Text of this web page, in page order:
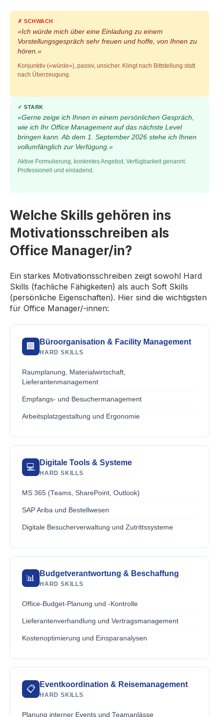
✗ SCHWACH
«Ich würde mich über eine Einladung zu einem
Vorstellungsgespräch sehr freuen und hoffe, von Ihnen zu
hören.»
Konjunktiv («würde»), passiv, unsicher. Klingt nach Bittstellung statt
nach Überzeugung.
✓ STARK
«Gerne zeige ich Ihnen in einem persönlichen Gespräch,
wie ich Ihr Office Management auf das nächste Level
bringen kann. Ab dem 1. September 2026 stehe ich Ihnen
vollumfänglich zur Verfügung.»
Aktive Formulierung, konkretes Angebot, Verfügbarkeit genannt.
Professionell und einladend.
Welche Skills gehören ins
Motivationsschreiben als
Office Manager/in?
Ein starkes Motivationsschreiben zeigt sowohl Hard
Skills (fachliche Fähigkeiten) als auch Soft Skills
(persönliche Eigenschaften). Hier sind die wichtigsten
für Office Manager/-innen:
🏢 Büroorganisation & Facility Management
HARD SKILLS
Raumplanung, Materialwirtschaft,
Lieferantenmanagement
Empfangs- und Besuchermanagement
Arbeitsplatzgestaltung und Ergonomie
💻 Digitale Tools & Systeme
HARD SKILLS
MS 365 (Teams, SharePoint, Outlook)
SAP Ariba und Bestellwesen
Digitale Besucherverwaltung und Zutrittssysteme
📊 Budgetverantwortung & Beschaffung
HARD SKILLS
Office-Budget-Planung und -Kontrolle
Lieferantenverhandlung und Vertragsmanagement
Kostenoptimierung und Einsparanalysen
📋 Eventkoordination & Reisemanagement
HARD SKILLS
Planung interner Events und Teamanlässe